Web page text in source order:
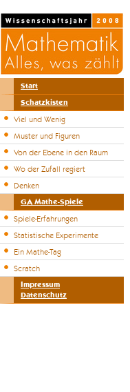
Start
Schatzkisten
Viel und Wenig
Muster und Figuren
Von der Ebene in den Raum
Wo der Zufall regiert
Denken
GA Mathe-Spiele
Spiele-Erfahrungen
Statistische Experimente
Ein Mathe-Tag
Scratch
Impressum
Datenschutz